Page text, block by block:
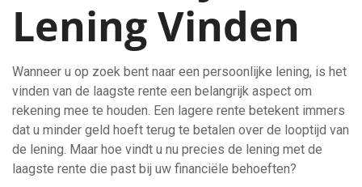
Lening Vinden
Wanneer u op zoek bent naar een persoonlijke lening, is het
vinden van de laagste rente een belangrijk aspect om
rekening mee te houden. Een lagere rente betekent immers
dat u minder geld hoeft terug te betalen over de looptijd van
de lening. Maar hoe vindt u nu precies de lening met de
laagste rente die past bij uw financiële behoeften?